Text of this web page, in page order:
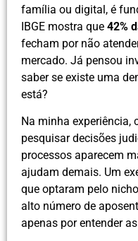
família ou digital, é
IBGE mostra que 42%
fecham por não
mercado. Já pensou
saber se existe uma
está?
Na minha experiência,
pesquisar decisões
processos aparecem
ajudam demais. Um
que optaram pelo
alto número de
apenas por entender as